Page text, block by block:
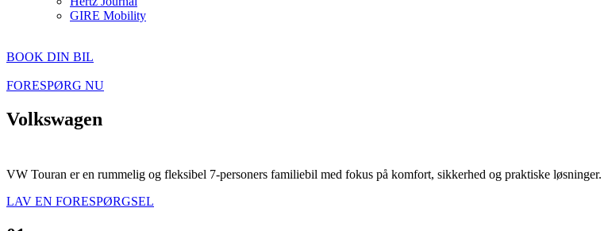
GIRE Mobility
BOOK DIN BIL
FORESPØRG NU
Volkswagen
VW Touran er en rummelig og fleksibel 7-personers familiebil med fokus på komfort, sikkerhed og praktiske løsninger.
LAV EN FORESPØRGSEL